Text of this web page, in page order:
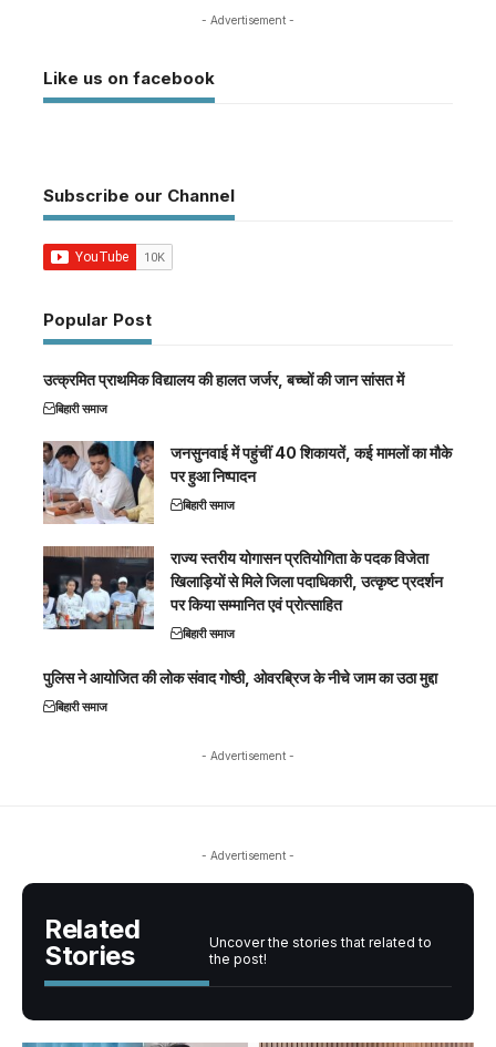
- Advertisement -
Like us on facebook
Subscribe our Channel
Popular Post
उत्क्रमित प्राथमिक विद्यालय की हालत जर्जर, बच्चों की जान सांसत में
बिहारी समाज
जनसुनवाई में पहुंचीं 40 शिकायतें, कई मामलों का मौके
पर हुआ निष्पादन
बिहारी समाज
राज्य स्तरीय योगासन प्रतियोगिता के पदक विजेता
खिलाड़ियों से मिले जिला पदाधिकारी, उत्कृष्ट प्रदर्शन
पर किया सम्मानित एवं प्रोत्साहित
बिहारी समाज
पुलिस ने आयोजित की लोक संवाद गोष्ठी, ओवरब्रिज के नीचे जाम का उठा मुद्दा
बिहारी समाज
- Advertisement -
- Advertisement -
Related
Stories
Uncover the stories that related to
the post!